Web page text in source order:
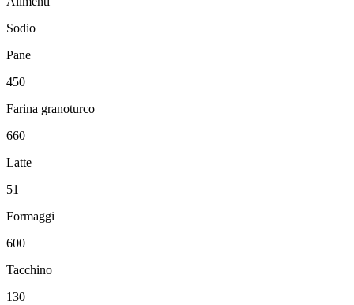
Sodio
Pane
450
Farina granoturco
660
Latte
51
Formaggi
600
Tacchino
130